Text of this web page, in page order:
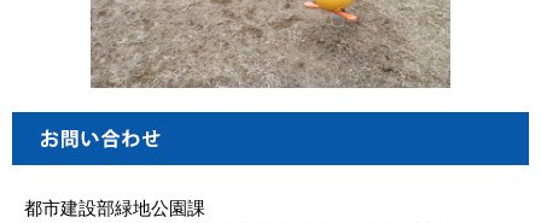
都市建設部緑地公園課